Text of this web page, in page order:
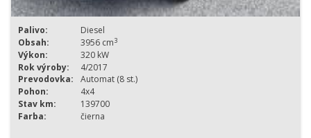
Palivo:
Diesel
Obsah:
3956 cm3
Výkon:
320 kW
Rok výroby:
4/2017
Prevodovka:
Automat (8 st.)
Pohon:
4x4
Stav km:
139700
Farba:
čierna